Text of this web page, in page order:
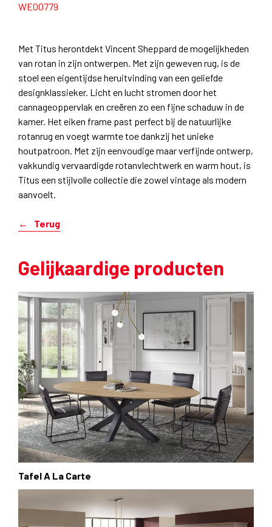
WE00779
Met Titus herontdekt Vincent Sheppard de mogelijkheden
van rotan in zijn ontwerpen. Met zijn geweven rug, is de
stoel een eigentijdse heruitvinding van een geliefde
designklassieker. Licht en lucht stromen door het
cannageoppervlak en creëren zo een fijne schaduw in de
kamer. Het eiken frame past perfect bij de natuurlijke
rotanrug en voegt warmte toe dankzij het unieke
houtpatroon. Met zijn eenvoudige maar verfijnde ontwerp,
vakkundig vervaardigde rotanvlechtwerk en warm hout, is
Titus een stijlvolle collectie die zowel vintage als modern
aanvoelt.
Terug
Gelijkaardige producten
Tafel A La Carte